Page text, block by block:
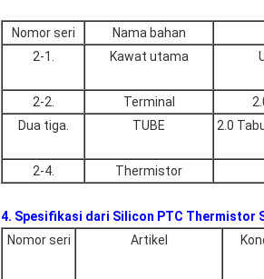
Nomor seri Nama bahan
2-1.
Kawat utama
2-2. Terminal
Dua tiga.
TUBE
2.0
2-4.
Thermistor
4. Spesifikasi dari Silicon PTC Thermistor
Nomor seri
Artikel